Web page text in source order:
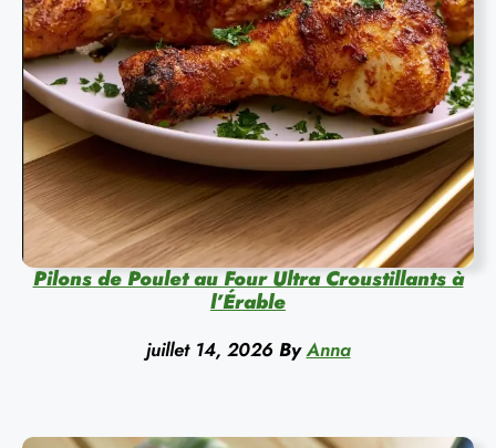
Pilons de Poulet au Four Ultra Croustillants à
l’Érable
juillet 14, 2026 By Anna